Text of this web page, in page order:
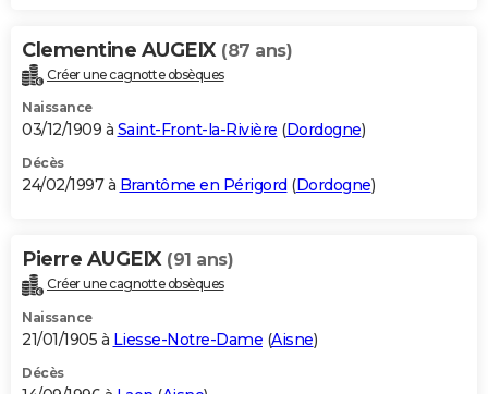
Clementine AUGEIX (87 ans)
Créer une cagnotte obsèques
Naissance
03/12/1909 à Saint-Front-la-Rivière (Dordogne)
Décès
24/02/1997 à Brantôme en Périgord (Dordogne)
Pierre AUGEIX (91 ans)
Créer une cagnotte obsèques
Naissance
21/01/1905 à Liesse-Notre-Dame (Aisne)
Décès